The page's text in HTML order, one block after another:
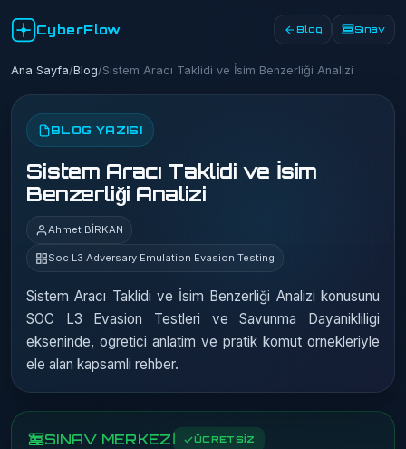
CyberFlow Blog Sınav
Ana Sayfa/Blog/Sistem Aracı Taklidi ve İsim Benzerliği Analizi
BLOG YAZISI
Sistem Aracı Taklidi ve İsim
Benzerliği Analizi
Ahmet BİRKAN
Soc L3 Adversary Emulation Evasion Testing
Sistem Aracı Taklidi ve İsim Benzerliği Analizi konusunu
SOC L3 Evasion Testleri ve Savunma Dayanikliligi
ekseninde, ogretici anlatim ve pratik komut ornekleriyle
ele alan kapsamli rehber.
SINAV MERKEZİ ÜCRETSİZ